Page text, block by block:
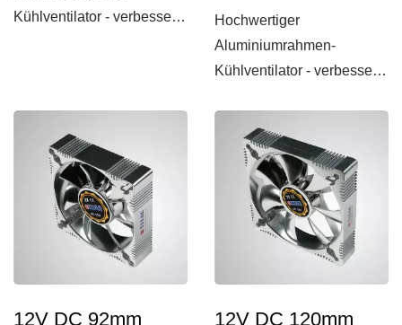
Kühlventilator - verbesserte
Hochwertiger
Aluminiumrahmen-
Kühlventilator - verbesserte
12V DC 92mm 12V DC 120mm